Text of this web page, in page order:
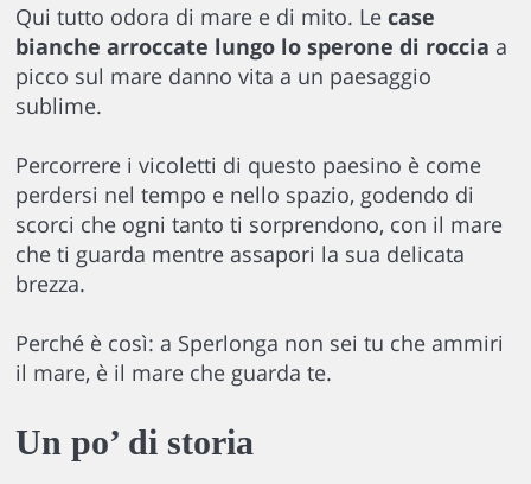
Qui tutto odora di mare e di mito. Le case
bianche arroccate lungo lo sperone di roccia a
picco sul mare danno vita a un paesaggio
sublime.
Percorrere i vicoletti di questo paesino è come
perdersi nel tempo e nello spazio, godendo di
scorci che ogni tanto ti sorprendono, con il mare
che ti guarda mentre assapori la sua delicata
brezza.
Perché è così: a Sperlonga non sei tu che ammiri
il mare, è il mare che guarda te.
Un po’ di storia